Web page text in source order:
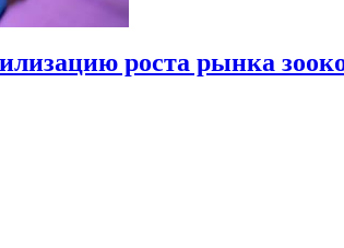
роста рынка